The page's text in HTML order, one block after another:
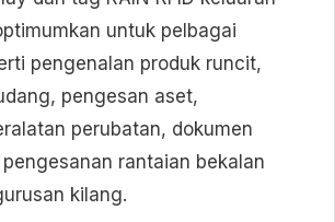
untuk pelbagai
pengenalan produk runcit,
pengesan aset,
perubatan, dokumen
rantaian bekalan
kilang.